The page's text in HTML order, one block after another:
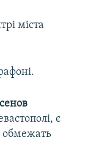
міста
є
обмежать